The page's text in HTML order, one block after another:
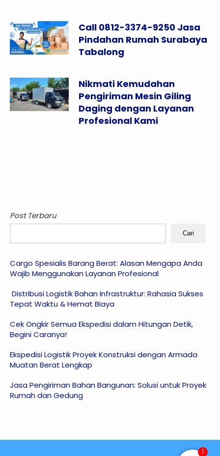
Call 0812-3374-9250 Jasa
Pindahan Rumah Surabaya
Tabalong
Nikmati Kemudahan
Pengiriman Mesin Giling
Daging dengan Layanan
Profesional Kami
Post Terbaru
Cari
Cargo Spesialis Barang Berat: Alasan Mengapa Anda
Wajib Menggunakan Layanan Profesional
Distribusi Logistik Bahan Infrastruktur: Rahasia Sukses
Tepat Waktu & Hemat Biaya
Cek Ongkir Semua Ekspedisi dalam Hitungan Detik,
Begini Caranya!
Ekspedisi Logistik Proyek Konstruksi dengan Armada
Muatan Berat Lengkap
Jasa Pengiriman Bahan Bangunan: Solusi untuk Proyek
Rumah dan Gedung
1